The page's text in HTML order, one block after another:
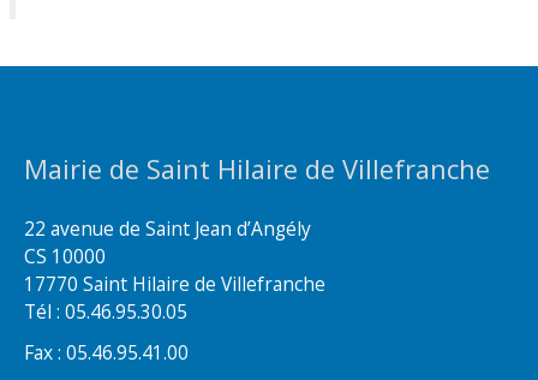
Mairie de Saint Hilaire de Villefranche
22 avenue de Saint Jean d’Angély
CS 10000
17770 Saint Hilaire de Villefranche
Tél : 05.46.95.30.05
Fax : 05.46.95.41.00